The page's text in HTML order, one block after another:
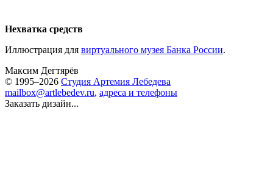
Нехватка средств
Иллюстрация для виртуального музея Банка России.
Максим Дегтярёв
© 1995–2026 Студия Артемия Лебедева
mailbox@artlebedev.ru, адреса и телефоны
Заказать дизайн...